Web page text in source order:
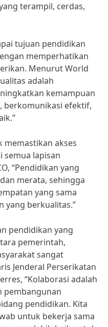
terampil, cerdas,
tujuan pendidikan
memperhatikan
Menurut World
adalah
kemampuan
berkomunikasi efektif,
memastikan akses
semua lapisan
“Pendidikan yang
merata, sehingga
yang sama
yang berkualitas.”
pendidikan yang
pemerintah,
sangat
Jenderal Perserikatan
“Kolaborasi adalah
pembangunan
pendidikan. Kita
untuk bekerja sama